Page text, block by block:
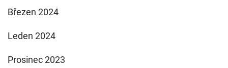
Březen 2024
Leden 2024
Prosinec 2023